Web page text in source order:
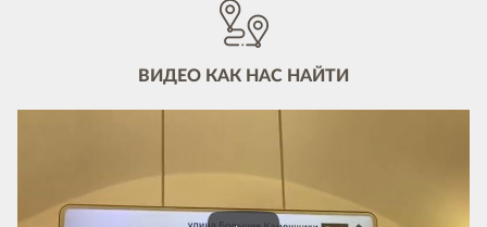
ВИДЕО КАК НАС НАЙТИ